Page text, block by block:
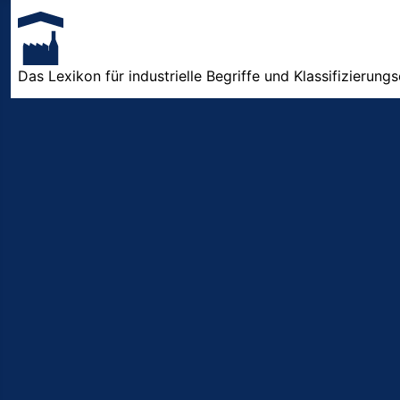
Das Lexikon für industrielle Begriffe und